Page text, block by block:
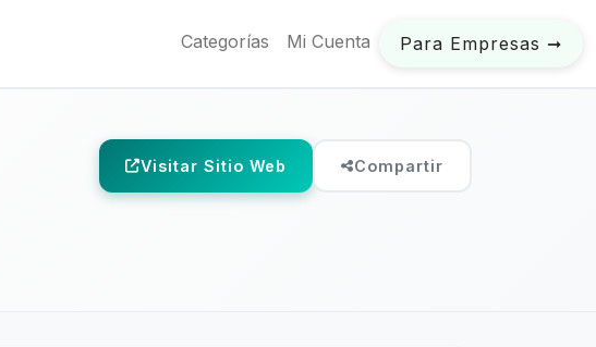
Categorías Mi Cuenta Para Empresas ➞
Visitar Sitio Web Compartir